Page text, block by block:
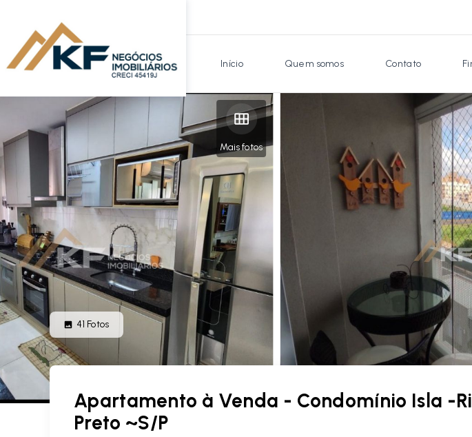
Início Quem somos Contato
Mais fotos
41 Fotos
Apartamento à Venda - Condomínio Isla -
Preto ~S/P